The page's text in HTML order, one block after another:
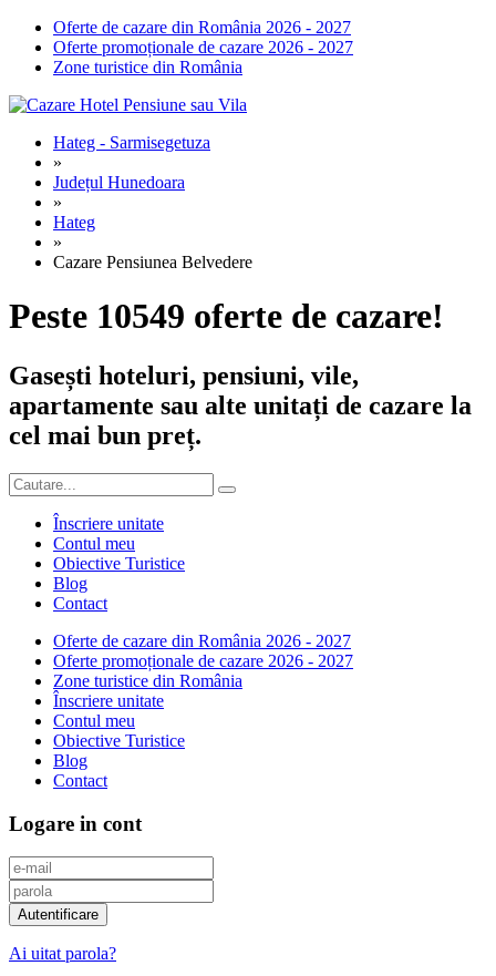
Oferte de cazare din România 2026 - 2027
Oferte promoționale de cazare 2026 - 2027
Zone turistice din România
Hateg - Sarmisegetuza
»
Județul Hunedoara
»
Hateg
»
Cazare Pensiunea Belvedere
Peste 10549 oferte de cazare!
Gasești hoteluri, pensiuni, vile,
apartamente sau alte unitați de cazare la
cel mai bun preț.
Înscriere unitate
Contul meu
Obiective Turistice
Blog
Contact
Oferte de cazare din România 2026 - 2027
Oferte promoționale de cazare 2026 - 2027
Zone turistice din România
Înscriere unitate
Contul meu
Obiective Turistice
Blog
Contact
Logare in cont
Ai uitat parola?